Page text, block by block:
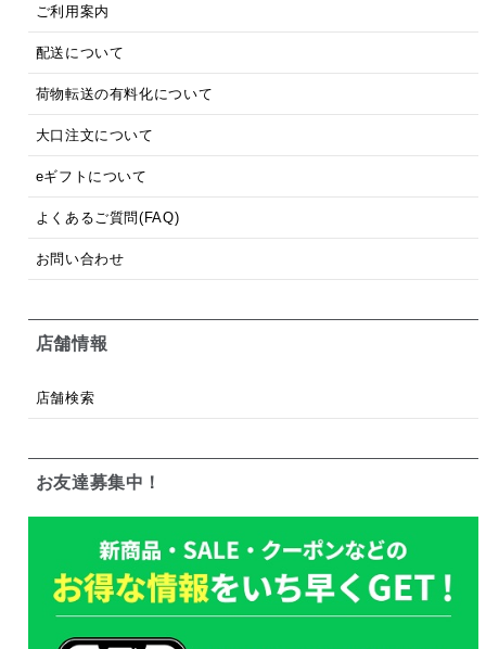
ご利用案内
配送について
荷物転送の有料化について
大口注文について
eギフトについて
よくあるご質問(FAQ)
お問い合わせ
店舗情報
店舗検索
お友達募集中！